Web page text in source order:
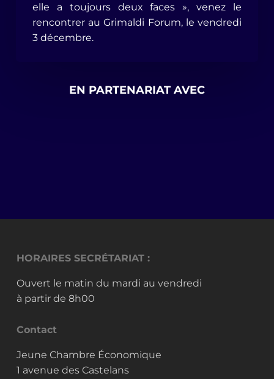
elle a toujours deux faces », venez le
rencontrer au Grimaldi Forum, le vendredi
3 décembre.
EN PARTENARIAT AVEC
HORAIRES SECRÉTARIAT :
Ouvert le matin du mardi au vendredi
à partir de 8h00
Contact
Jeune Chambre Économique
1 avenue des Castelans